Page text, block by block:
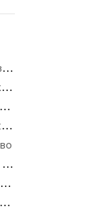
Внимание: Великобритания запрещает использование топливного газа в новостройках с 2028 года
SPRSUN представляет веху в области интеллектуального производства 5G, открывающую новую эру партнерства
SPRSUN на выставке ISK-SODEX 2025 Турция: новаторство в будущем экологически чистой энергетики с помощью инновационной технологии тепловых насосов
Рынок тепловых насосов Франции в 2026 году: государственные стимулы, правила установки и возможности для бизнеса
Правительство Южной Кореи намерено к 2035 году установить 3,5 миллиона тепловых насосов – как выбрать лучший тепловой насос в зависимости от типа здания
Будущее энергетики: новейшие инновации и технологические решения в области возобновляемых источников энергии
Продукты для чистой энергии нового поколения: путеводитель по новейшим ветроэнергетическим, прецизионным солнечным и возобновляемым источникам энергии